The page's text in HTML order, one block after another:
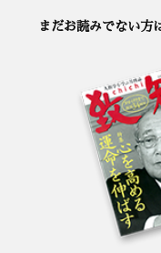
まだお読みでない方